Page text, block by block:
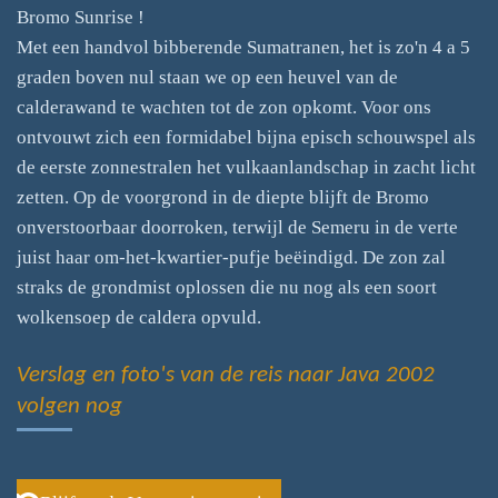
Bromo Sunrise !
Met een handvol bibberende Sumatranen, het is zo'n 4 a 5
graden boven nul staan we op een heuvel van de
calderawand te wachten tot de zon opkomt. Voor ons
ontvouwt zich een formidabel bijna episch schouwspel als
de eerste zonnestralen het vulkaanlandschap in zacht licht
zetten. Op de voorgrond in de diepte blijft de Bromo
onverstoorbaar doorroken, terwijl de Semeru in de verte
juist haar om-het-kwartier-pufje beëindigd. De zon zal
straks de grondmist oplossen die nu nog als een soort
wolkensoep de caldera opvuld.
Verslag en foto's van de reis naar Java 2002
volgen nog